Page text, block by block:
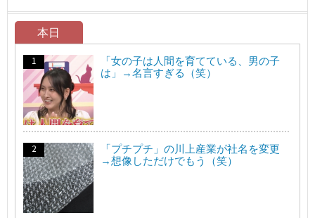
本日
「女の子は人間を育てている、男の子
は」→名言すぎる（笑）
「プチプチ」の川上産業が社名を変更
→想像しただけでもう（笑）